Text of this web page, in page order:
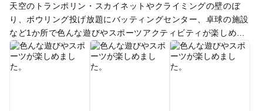
天空のトランポリン・スカイネットやクライミングの壁のぼ
り、ボウリング投げ放題にバッティングセンター、卓球の施設
など1か所で色んな遊びやスポーツアクティビティが楽しめま
した。 特に天空のスカイネットは子供たちもキャアキャアいっ
て遊んでくれて楽しい時間でした。 すぐ隣にはリーズナブルな
温浴施設やお食事処もあり、繰り返し遊びにいくには最適なア